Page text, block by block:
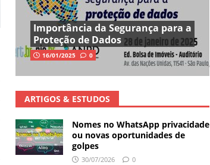
Importância da Segurança para a
Proteção de Dados
16/01/2025 0
ARTIGOS & ESTUDOS
Nomes no WhatsApp privacidade
ou novas oportunidades de
golpes
30/07/2026 0